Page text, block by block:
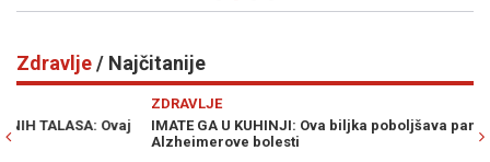
Zdravlje/ Najčitanije
IMATE GA U KUHINJI: Ova biljka poboljšava pamćenje i štiti od
Alzheimerove bolesti